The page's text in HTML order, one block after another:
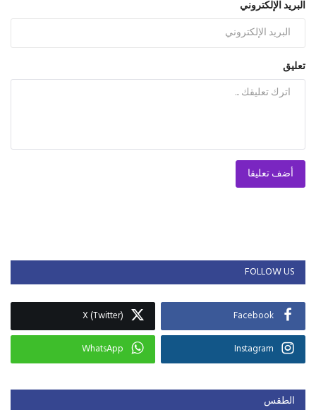
البريد الإلكتروني
تعليق
أضف تعليقا
FOLLOW US
Facebook
X (Twitter)
Instagram
WhatsApp
الطقس